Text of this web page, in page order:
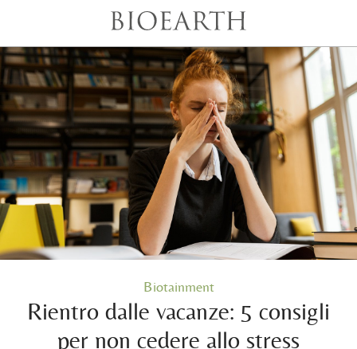
Biotainment
Rientro dalle vacanze: 5 consigli
per non cedere allo stress